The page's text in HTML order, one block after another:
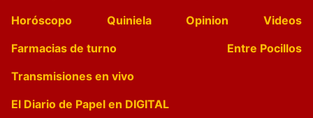
Horóscopo
Quiniela Opinion
Videos
Farmacias de turno
Entre Pocillos
Transmisiones en vivo
El Diario de Papel en DIGITAL